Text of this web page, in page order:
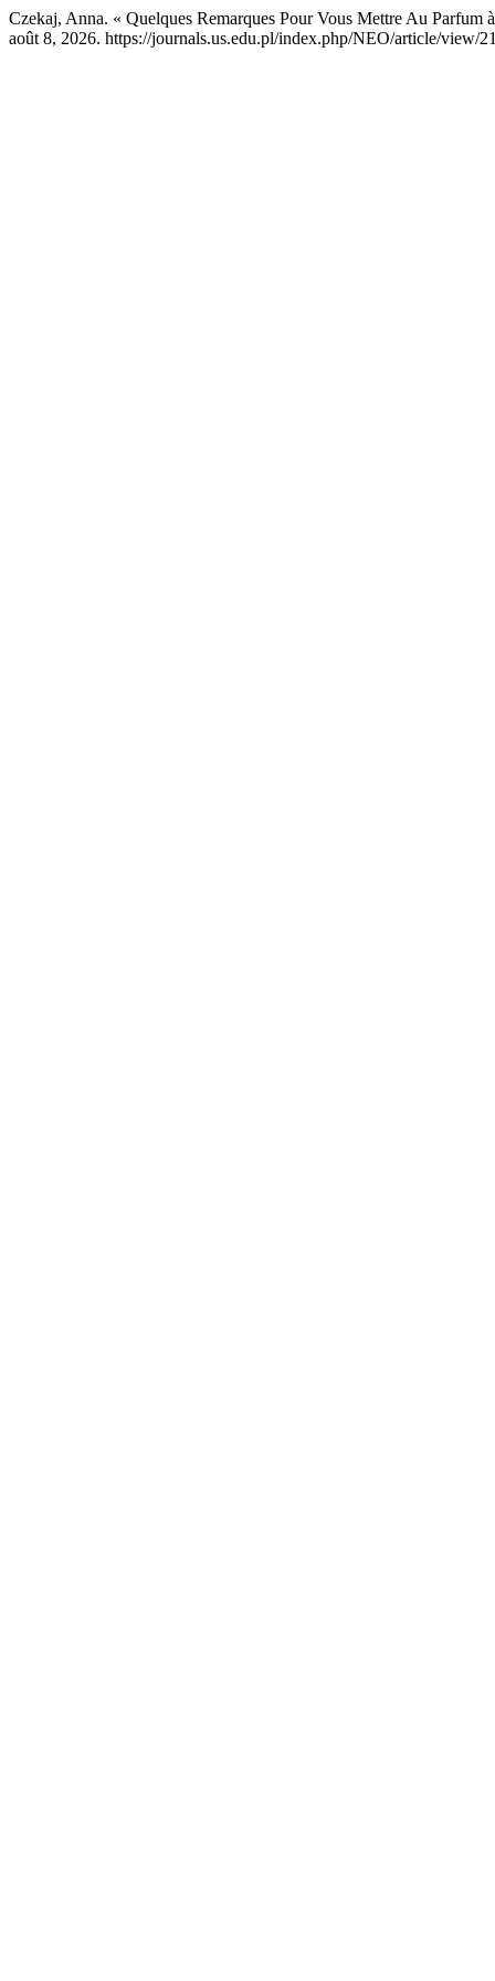
Czekaj, Anna. « Quelques Remarques Pour Vous Mettre Au Parfum
août 8, 2026. https://journals.us.edu.pl/index.php/NEO/article/view/